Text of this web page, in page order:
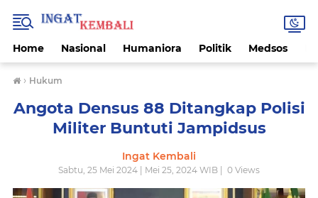
Home Nasional Humaniora Politik Medsos
› Hukum
Angota Densus 88 Ditangkap Polisi
Militer Buntuti Jampidsus
Ingat Kembali
Sabtu, 25 Mei 2024 | Mei 25, 2024 WIB | 0 Views